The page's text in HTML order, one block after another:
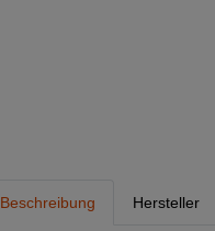
Beschreibung Hersteller